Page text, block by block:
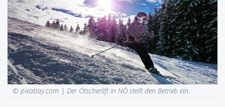
© pixabay.com |Der Ötscherlift in NÖ stellt den Betrieb ein.